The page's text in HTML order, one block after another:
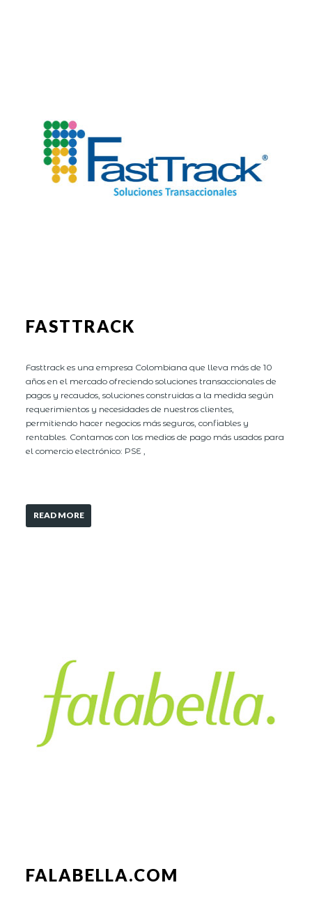
FASTTRACK
Fasttrack es una empresa Colombiana que lleva más de 10
años en el mercado ofreciendo soluciones transaccionales de
pagos y recaudos, soluciones construidas a la medida según
requerimientos y necesidades de nuestros clientes,
permitiendo hacer negocios más seguros, confiables y
rentables. Contamos con los medios de pago más usados para
el comercio electrónico: PSE ,
READ MORE
FALABELLA.COM